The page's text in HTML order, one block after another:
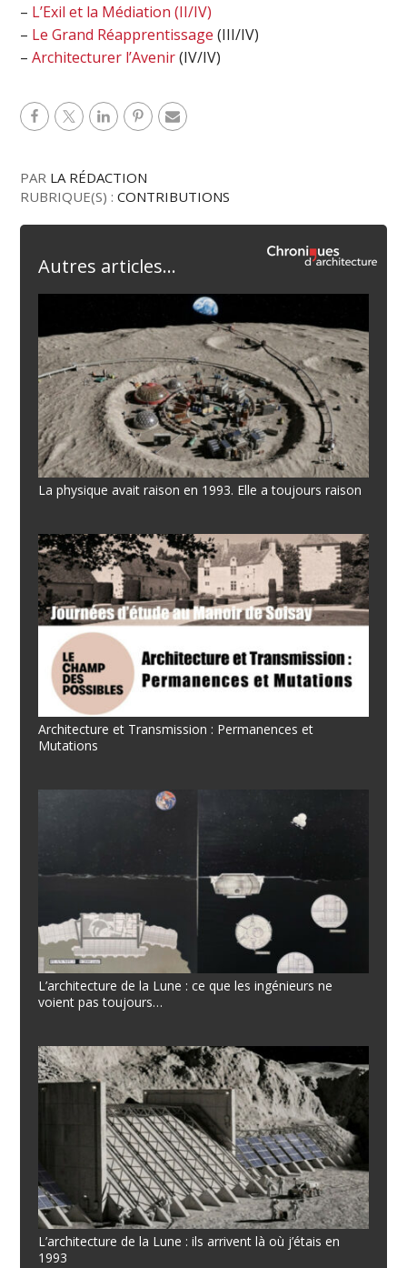
– L’Exil et la Médiation (II/IV)
– Le Grand Réapprentissage (III/IV)
–Architecturer l’Avenir(IV/IV)
PAR LA RÉDACTION
RUBRIQUE(S) :CONTRIBUTIONS
Autres articles...
La physique avait raison en 1993. Elle a toujours raison
Architecture et Transmission : Permanences et
Mutations
L’architecture de la Lune : ce que les ingénieurs ne
voient pas toujours…
L’architecture de la Lune : ils arrivent là où j’étais en
1993